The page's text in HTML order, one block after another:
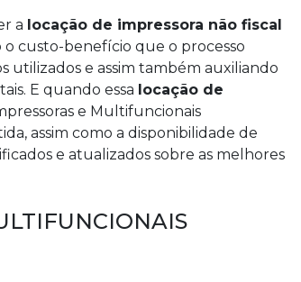
a locação de impressora não fiscal
custo-benefício que o processo
utilizados e assim também auxiliando
E quando essa locação de
e Multifuncionais
assim como a disponibilidade de
e atualizados sobre as melhores